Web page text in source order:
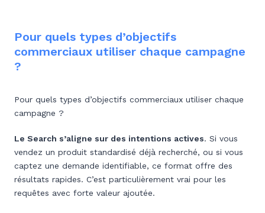
Pour quels types d’objectifs
commerciaux utiliser chaque campagne
?
Pour quels types d’objectifs commerciaux utiliser chaque
campagne ?
Le Search s’aligne sur des intentions actives. Si vous
vendez un produit standardisé déjà recherché, ou si vous
captez une demande identifiable, ce format offre des
résultats rapides. C’est particulièrement vrai pour les
requêtes avec forte valeur ajoutée.